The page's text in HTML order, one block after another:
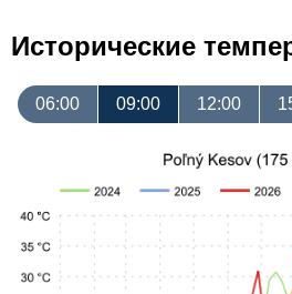
Исторические
06:00 09:00 12:00